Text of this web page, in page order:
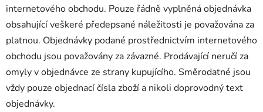
internetového obchodu. Pouze řádně vyplněná objednávka
obsahující veškeré předepsané náležitosti je považována za
platnou. Objednávky podané prostřednictvím internetového
obchodu jsou považovány za závazné. Prodávající neručí za
omyly v objednávce ze strany kupujícího. Směrodatné jsou
vždy pouze objednací čísla zboží a nikoli doprovodný text
objednávky.